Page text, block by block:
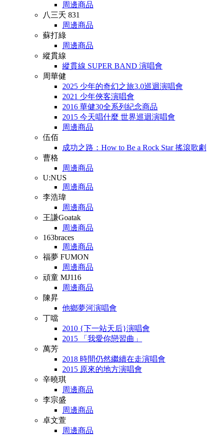
周邊商品
八三夭 831
周邊商品
蘇打綠
周邊商品
縱貫線
縱貫線 SUPER BAND 演唱會
周華健
2025 少年的奇幻之旅3.0巡迴演唱會
2021 少年俠客演唱會
2016 華健30全系列紀念商品
2015 今天唱什麼 世界巡迴演唱會
周邊商品
伍佰
成功之路：How to Be a Rock Star 搖滾歌劇
曹格
周邊商品
U:NUS
周邊商品
李浩瑋
周邊商品
王謙Goatak
周邊商品
163braces
周邊商品
福夢 FUMON
周邊商品
頑童 MJ116
周邊商品
陳昇
他鄉夢河演唱會
丁噹
2010 {下一站天后}演唱會
2015 「我愛你戀習曲」
萬芳
2018 時間仍然繼續在走演唱會
2015 原來的地方演唱會
辛曉琪
周邊商品
李宗盛
周邊商品
卓文萱
周邊商品